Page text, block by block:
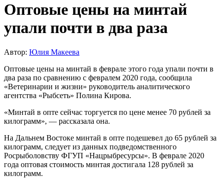
Оптовые цены на минтай
упали почти в два раза
Автор: Юлия Макеева
Оптовые цены на минтай в феврале этого года упали почти в
два раза по сравнению с февралем 2020 года, сообщила
«Ветеринарии и жизни» руководитель аналитического
агентства «Рыбсеть» Полина Кирова.
«Минтай в опте сейчас торгуется по цене менее 70 рублей за
килограмм», — рассказала она.
На Дальнем Востоке минтай в опте подешевел до 65 рублей за
килограмм, следует из данных подведомственного
Росрыболовству ФГУП «Нацрыбресурсы». В феврале 2020
года оптовая стоимость минтая достигала 128 рублей за
килограмм.